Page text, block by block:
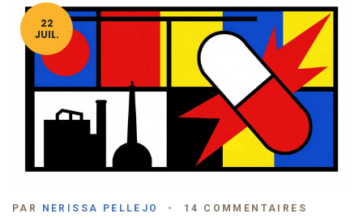
22
JUIL.
PAR NERISSA PELLEJO 14 COMMENTAIRES